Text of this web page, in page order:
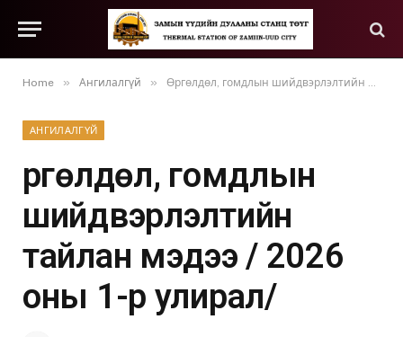
Home » Ангилалгүй » Өргөлдөл, гомдлын шийдвэрлэлтийн тайлан мэдээ / 2026 оны 1-р улирал/
АНГИЛАЛГҮЙ
Өргөлдөл, гомдлын
шийдвэрлэлтийн
тайлан мэдээ / 2026
оны 1-р улирал/